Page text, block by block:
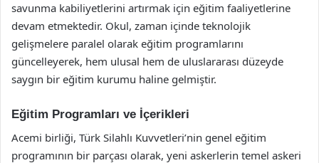
savunma kabiliyetlerini artırmak için eğitim faaliyetlerine
devam etmektedir. Okul, zaman içinde teknolojik
gelişmelere paralel olarak eğitim programlarını
güncelleyerek, hem ulusal hem de uluslararası düzeyde
saygın bir eğitim kurumu haline gelmiştir.
Eğitim Programları ve İçerikleri
Acemi birliği, Türk Silahlı Kuvvetleri’nin genel eğitim
programının bir parçası olarak, yeni askerlerin temel askeri